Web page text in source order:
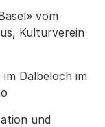
vom
Kulturverein
Dalbeloch im
und